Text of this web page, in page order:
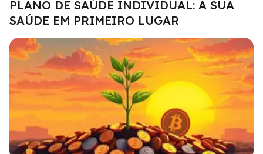
PLANO DE SAÚDE INDIVIDUAL: A SUA
SAÚDE EM PRIMEIRO LUGAR